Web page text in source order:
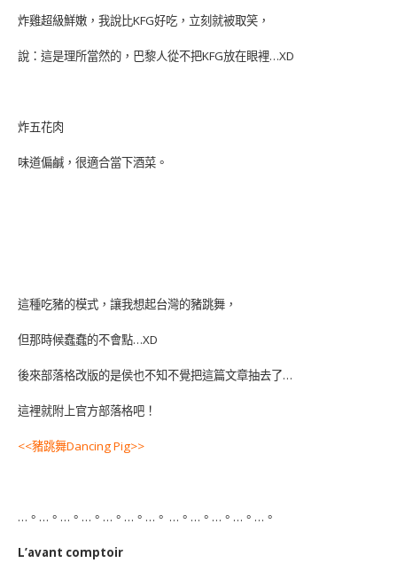
炸雞超級鮮嫩，我說比KFG好吃，立刻就被取笑，
說：這是理所當然的，巴黎人從不把KFG放在眼裡…XD
炸五花肉
味道偏鹹，很適合當下酒菜。
這種吃豬的模式，讓我想起台灣的豬跳舞，
但那時候蠢蠢的不會點…XD
後來部落格改版的是侯也不知不覺把這篇文章抽去了…
這裡就附上官方部落格吧！
<<豬跳舞Dancing Pig>>
…。…。…。…。…。…。…。 …。…。…。…。…。
L’avant comptoir